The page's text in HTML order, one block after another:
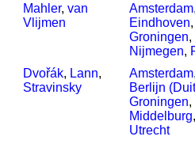
Mahler, van
Vlijmen
Amsterdam
Eindhoven
Groningen,
Nijmegen,
Dvořák, Lann,
Stravinsky
Amsterdam
Berlijn
Groningen,
Middelburg
Utrecht